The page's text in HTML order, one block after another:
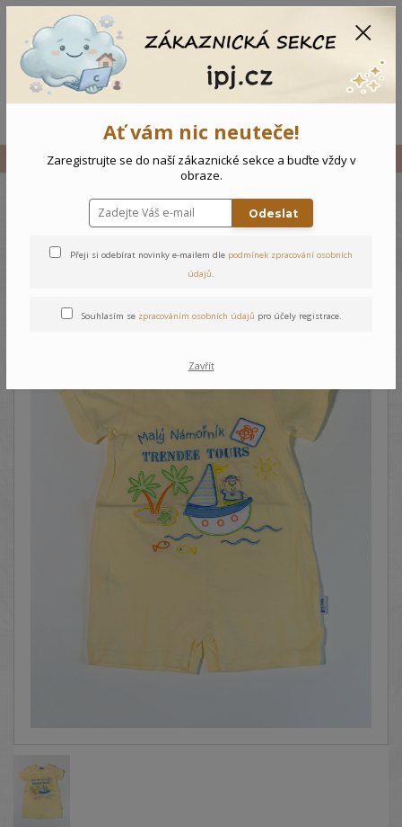
Vše Kojenecký overal Námořník
Kojenecký overal Námořník
Ať vám nic neuteče!
Zaregistrujte se do naší zákaznické sekce a buďte vždy v
obraze.
Odeslat
Přeji si odebírat novinky e-mailem dle podmínek zpracování osobních
údajů.
Souhlasím se zpracováním osobních údajů pro účely registrace.
Zavřít